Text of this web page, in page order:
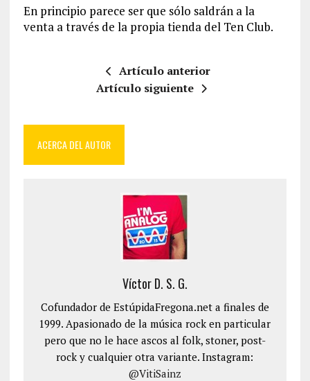
En principio parece ser que sólo saldrán a la
venta a través de la propia tienda del Ten Club.
Artículo anterior
Artículo siguiente
ACERCA DEL AUTOR
Víctor D. S. G.
Cofundador de EstúpidaFregona.net a finales de
1999. Apasionado de la música rock en particular
pero que no le hace ascos al folk, stoner, post-
rock y cualquier otra variante. Instagram:
@VitiSainz